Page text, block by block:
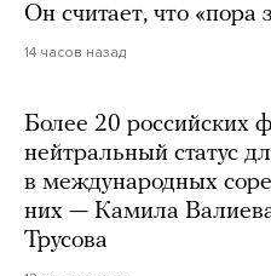
Он считает, что «пора
14 часов назад
Более 20 российских
нейтральный статус
в международных
них — Камила
Трусова